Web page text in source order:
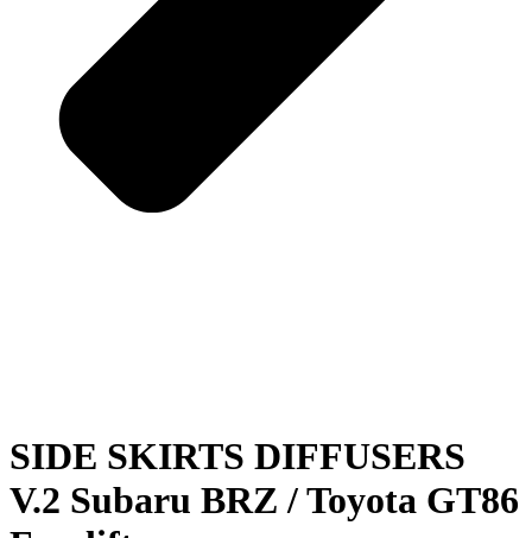
SIDE SKIRTS DIFFUSERS
V.2 Subaru BRZ / Toyota GT86